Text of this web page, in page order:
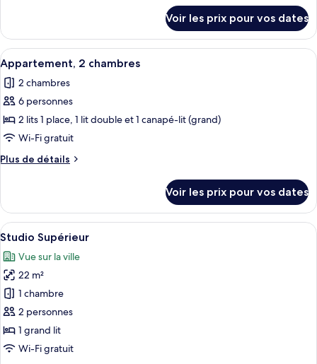
le
type
de
chambre
Appartement,
Voir les prix pour vos dates
Afficher
toutes
les
photos
pour
ce
type
de
Appartement,
chambres
Un salon moderne avec un canapé,
7
Appartement, 2 chambres
2 chambres
6 personnes
2 lits 1 place, 1 lit double et 1 canapé-lit (grand)
Wi-Fi gratuit
Plus de détails
Plus
le
type
de
Appartement,
2
chambres
Voir les prix pour vos dates
Afficher
toutes
les
photos
pour
ce
type
de
chambre :
Une chambre d’hôtel moderne
4
Studio Supérieur
Vue sur la ville
22 m²
1 chambre
2 personnes
1 grand lit
Wi-Fi gratuit